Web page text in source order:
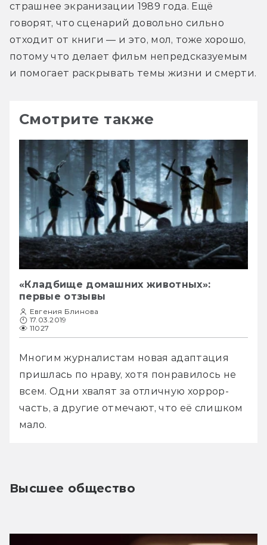
страшнее экранизации 1989 года. Ещё
говорят, что сценарий довольно сильно
отходит от книги — и это, мол, тоже хорошо,
потому что делает фильм непредсказуемым
и помогает раскрывать темы жизни и смерти.
Смотрите также
«Кладбище домашних животных»:
первые отзывы
Евгения Блинова
17.03.2019
11027
Многим журналистам новая адаптация
пришлась по нраву, хотя понравилось не
всем. Одни хвалят за отличную хоррор-
часть, а другие отмечают, что её слишком
мало.
Высшее общество